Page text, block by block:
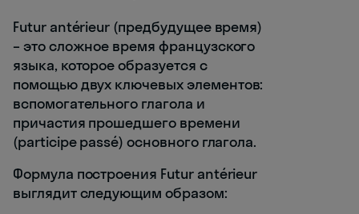
Futur antérieur (предбудущее время)
– это сложное время французского
языка, которое образуется с
помощью двух ключевых элементов:
вспомогательного глагола и
причастия прошедшего времени
(participe passé) основного глагола.
Формула построения Futur antérieur
выглядит следующим образом: